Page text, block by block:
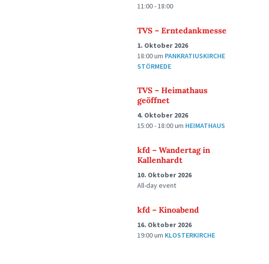
11:00 - 18:00
TVS – Erntedankmesse
1. Oktober 2026
18:00um PANKRATIUSKIRCHE
STÖRMEDE
TVS – Heimathaus
geöffnet
4. Oktober 2026
15:00 - 18:00um HEIMATHAUS
kfd – Wandertag in
Kallenhardt
10. Oktober 2026
All-day event
kfd – Kinoabend
16. Oktober 2026
19:00um KLOSTERKIRCHE